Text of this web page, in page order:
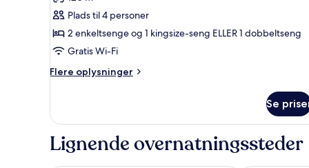
af
Royal
Villa
2
bedrooms
adults)
Plads til 4 personer
2 enkeltsenge og 1 kingsize-seng ELLER 1 dobbeltseng
Gratis Wi-Fi
Flere oplysninger
Flere
Villa
bedrooms
Se
Lignende overnatningssteder